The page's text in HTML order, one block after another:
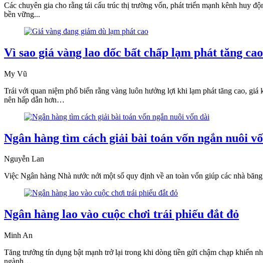
Các chuyên gia cho rằng tái cấu trúc thị trường vốn, phát triển mạnh kênh huy
bền vững...
Vì sao giá vàng lao dốc bất chấp lạm phát tăng
My Vũ
Trái với quan niệm phổ biến rằng vàng luôn hưởng lợi khi lạm phát tăng cao,
nên hấp dẫn hơn…
Ngân hàng tìm cách giải bài toán vốn ngắn nuôi
Nguyễn Lan
Việc Ngân hàng Nhà nước nới một số quy định về an toàn vốn giúp các nhà
Ngân hàng lao vào cuộc chơi trái phiếu đắt đỏ
Minh An
Tăng trưởng tín dụng bật mạnh trở lại trong khi dòng tiền gửi chậm chạp khiến